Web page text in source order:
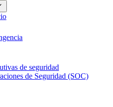
de seguridad
de Seguridad (SOC)